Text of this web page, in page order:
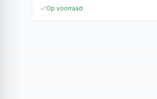
Op voorraad